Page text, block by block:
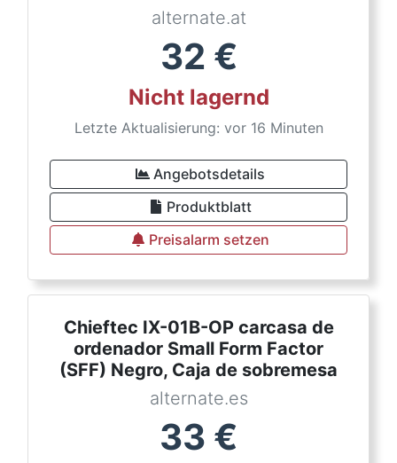
alternate.at
32 €
Nicht lagernd
Letzte Aktualisierung: vor 16 Minuten
Angebotsdetails
Produktblatt
Preisalarm setzen
Chieftec IX-01B-OP carcasa de
ordenador Small Form Factor
(SFF) Negro, Caja de sobremesa
alternate.es
33 €